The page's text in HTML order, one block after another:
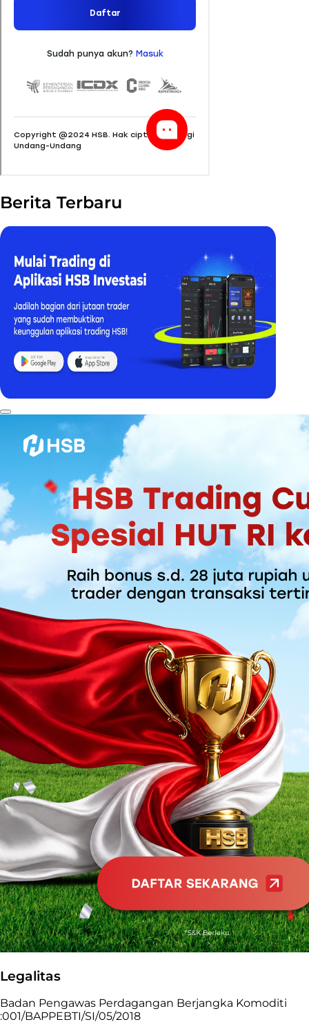
Berita Terbaru
Legalitas
Badan Pengawas Perdagangan Berjangka Komoditi
:001/BAPPEBTI/SI/05/2018